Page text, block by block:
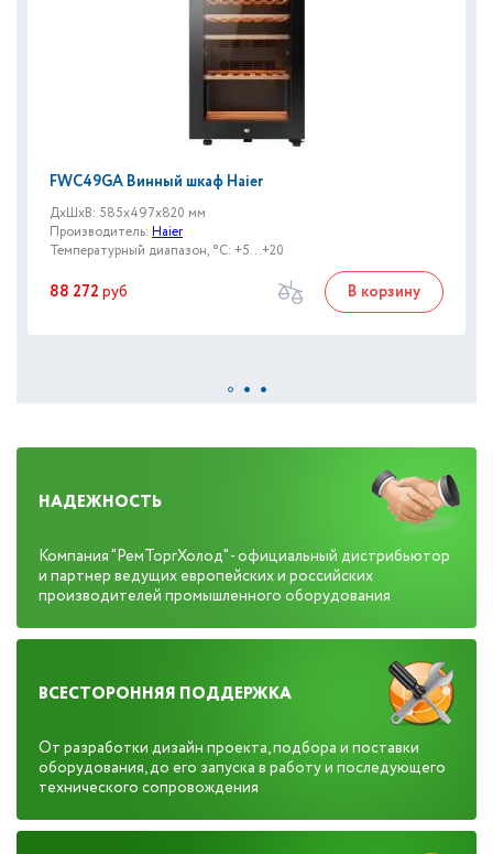
FWC49GA Винный шкаф Haier
ДxШxВ: 585x497x820 мм
Производитель: Haier
Температурный диапазон, °C: +5...+20
88 272 руб В корзину
НАДЕЖНОСТЬ
Компания "РемТоргХолод" - официальный дистрибьютор
и партнер ведущих европейских и российских
производителей промышленного оборудования
ВСЕСТОРОННЯЯ ПОДДЕРЖКА
От разработки дизайн проекта, подбора и поставки
оборудования, до его запуска в работу и последующего
технического сопровождения